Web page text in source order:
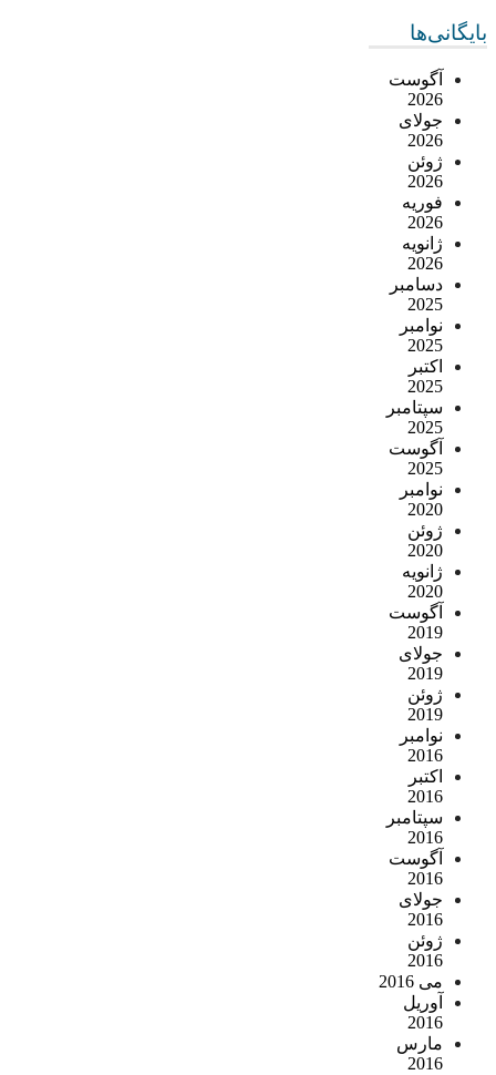
بایگانی‌ها
آگوست
2026
جولای
2026
ژوئن
2026
فوریه
2026
ژانویه
2026
دسامبر
2025
نوامبر
2025
اکتبر
2025
سپتامبر
2025
آگوست
2025
نوامبر
2020
ژوئن
2020
ژانویه
2020
آگوست
2019
جولای
2019
ژوئن
2019
نوامبر
2016
اکتبر
2016
سپتامبر
2016
آگوست
2016
جولای
2016
ژوئن
2016
می 2016
آوریل
2016
مارس
2016